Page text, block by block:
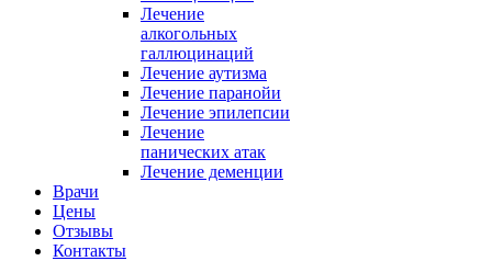
Лечение
алкогольных
галлюцинаций
Лечение аутизма
Лечение паранойи
Лечение эпилепсии
Лечение
панических атак
Лечение деменции
Врачи
Цены
Отзывы
Контакты